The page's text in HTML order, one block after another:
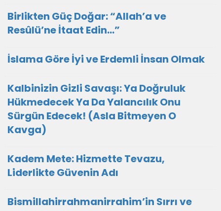
Birlikten Güç Doğar: “Allah’a ve
Resûlü’ne İtaat Edin…”
İslama Göre İyi ve Erdemli İnsan Olmak
Kalbinizin Gizli Savaşı: Ya Doğruluk
Hükmedecek Ya Da Yalancılık Onu
Sürgün Edecek! (Asla Bitmeyen O
Kavga)
Kadem Mete: Hizmette Tevazu,
Liderlikte Güvenin Adı
Bismillahirrahmanirrahim’in Sırrı ve